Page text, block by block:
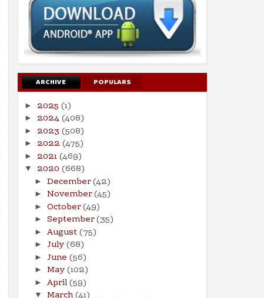
ARCHIVE POPULARS
► 2025 (1)
► 2024(408)
► 2023 (508)
► 2022 (475)
► 2021(469)
▼ 2020 (668)
► December(42)
► November(45)
► October(49)
► September(35)
► August(75)
► July(68)
► June (56)
► May(102)
► April(59)
▼